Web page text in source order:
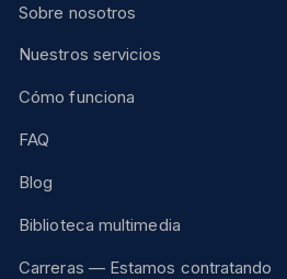
Sobre nosotros
Nuestros servicios
Cómo funciona
FAQ
Blog
Biblioteca multimedia
Carreras — Estamos contratando